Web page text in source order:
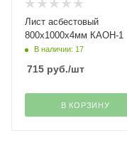
Лист асбестовый
800х1000х4мм КАОН-1
В наличии: 17
715 руб./шт
В КОРЗИНУ